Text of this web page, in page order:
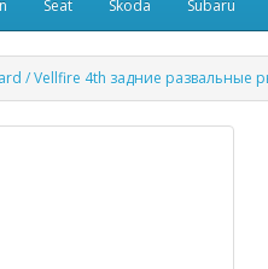
Seat Skoda Subaru
/ Vellfire 4th задние развальные